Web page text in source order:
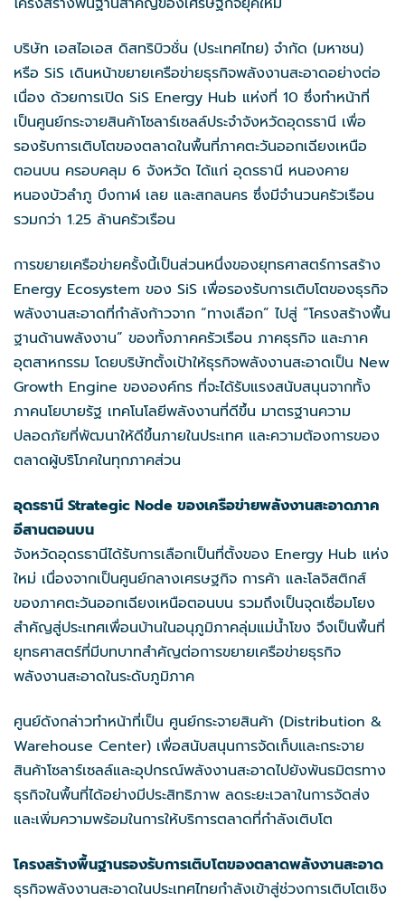
บริษัท เอสไอเอส ดิสทริบิวชั่น (ประเทศไทย) จำกัด (มหาชน)
หรือ SiS เดินหน้าขยายเครือข่ายธุรกิจพลังงานสะอาดอย่างต่อ
เนื่อง ด้วยการเปิด SiS Energy Hub แห่งที่ 10 ซึ่งทำหน้าที่
เป็นศูนย์กระจายสินค้าโซลาร์เซลล์ประจำจังหวัดอุดรธานี เพื่อ
รองรับการเติบโตของตลาดในพื้นที่ภาคตะวันออกเฉียงเหนือ
ตอนบน ครอบคลุม 6 จังหวัด ได้แก่ อุดรธานี หนองคาย
หนองบัวลำภู บึงกาฬ เลย และสกลนคร ซึ่งมีจำนวนครัวเรือน
รวมกว่า 1.25 ล้านครัวเรือน
การขยายเครือข่ายครั้งนี้เป็นส่วนหนึ่งของยุทธศาสตร์การสร้าง
Energy Ecosystem ของ SiS เพื่อรองรับการเติบโตของธุรกิจ
พลังงานสะอาดที่กำลังก้าวจาก “ทางเลือก” ไปสู่ “โครงสร้างพื้น
ฐานด้านพลังงาน” ของทั้งภาคครัวเรือน ภาคธุรกิจ และภาค
อุตสาหกรรม โดยบริษัทตั้งเป้าให้ธุรกิจพลังงานสะอาดเป็น New
Growth Engine ขององค์กร ที่จะได้รับแรงสนับสนุนจากทั้ง
ภาคนโยบายรัฐ เทคโนโลยีพลังงานที่ดีขึ้น มาตรฐานความ
ปลอดภัยที่พัฒนาให้ดีขึ้นภายในประเทศ และความต้องการของ
ตลาดผู้บริโภคในทุกภาคส่วน
อุดรธานี Strategic Node ของเครือข่ายพลังงานสะอาดภาค
อีสานตอนบน
จังหวัดอุดรธานีได้รับการเลือกเป็นที่ตั้งของ Energy Hub แห่ง
ใหม่ เนื่องจากเป็นศูนย์กลางเศรษฐกิจ การค้า และโลจิสติกส์
ของภาคตะวันออกเฉียงเหนือตอนบน รวมถึงเป็นจุดเชื่อมโยง
สำคัญสู่ประเทศเพื่อนบ้านในอนุภูมิภาคลุ่มแม่น้ำโขง จึงเป็นพื้นที่
ยุทธศาสตร์ที่มีบทบาทสำคัญต่อการขยายเครือข่ายธุรกิจ
พลังงานสะอาดในระดับภูมิภาค
ศูนย์ดังกล่าวทำหน้าที่เป็น ศูนย์กระจายสินค้า (Distribution &
Warehouse Center) เพื่อสนับสนุนการจัดเก็บและกระจาย
สินค้าโซลาร์เซลล์และอุปกรณ์พลังงานสะอาดไปยังพันธมิตรทาง
ธุรกิจในพื้นที่ได้อย่างมีประสิทธิภาพ ลดระยะเวลาในการจัดส่ง
และเพิ่มความพร้อมในการให้บริการตลาดที่กำลังเติบโต
โครงสร้างพื้นฐานรองรับการเติบโตของตลาดพลังงานสะอาด
ธุรกิจพลังงานสะอาดในประเทศไทยกำลังเข้าสู่ช่วงการเติบโตเชิง